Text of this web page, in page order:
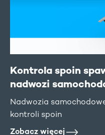
Kontrola spoin
nadwozi
Nadwozia
kontroli spoin
Zobacz więcej